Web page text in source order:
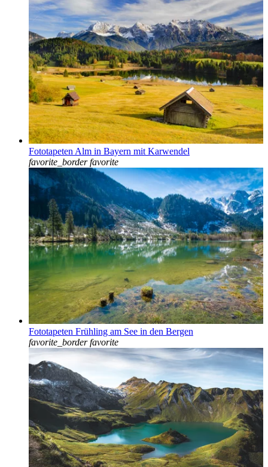
Fototapeten Alm in Bayern mit Karwendel
favorite_border favorite
Fototapeten Frühling am See in den Bergen
favorite_border favorite